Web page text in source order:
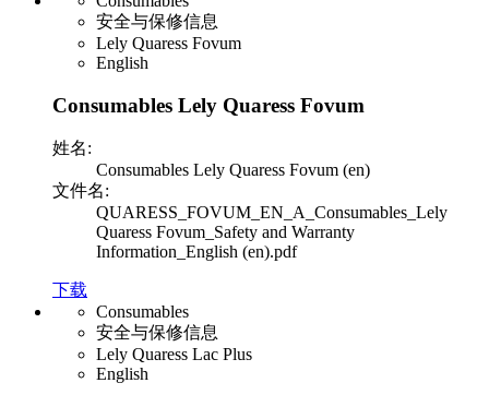
安全与保修信息
Lely Quaress Fovum
English
Consumables Lely Quaress Fovum
姓名:
Consumables Lely Quaress Fovum (en)
文件名:
QUARESS_FOVUM_EN_A_Consumables_Lely
Quaress Fovum_Safety and Warranty
Information_English (en).pdf
下载
Consumables
安全与保修信息
Lely Quaress Lac Plus
English